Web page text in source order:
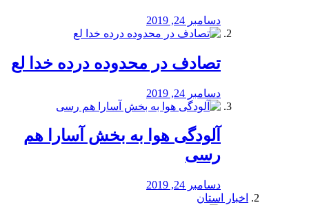
دسامبر 24, 2019
تصادف در محدوده درده خدا لع
دسامبر 24, 2019
آلودگی هوا به بخش آسارا هم
رسی
دسامبر 24, 2019
اخبار استان